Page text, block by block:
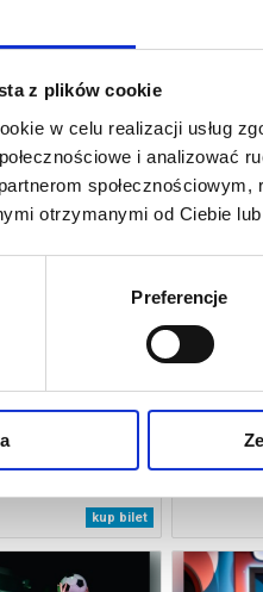
z plików cookie
w celu realizacji usług
i analizować
otrzymanymi od Ciebie
Preferencje
, g. 19:00(czwartek)
MORDERSTWO
kup bilet